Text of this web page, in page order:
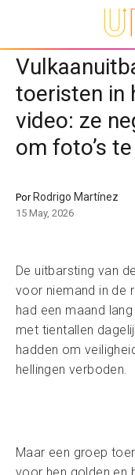
toeristen in
video: ze
om foto’s
Por Rodrigo Martínez
15 May, 2026
De uitbarsting van
voor niemand in de
had een maand
met tientallen
hadden om
hellingen verboden.
Maar een groep